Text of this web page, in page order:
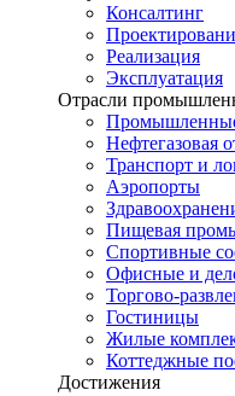
Консалтинг
Реализация
Эксплуатация
Отрасли
Нефтегазовая
Транспорт и
Аэропорты
Пищевая
Спортивные
Офисные и
Торгово-
Гостиницы
Жилые
Коттеджные
Достижения